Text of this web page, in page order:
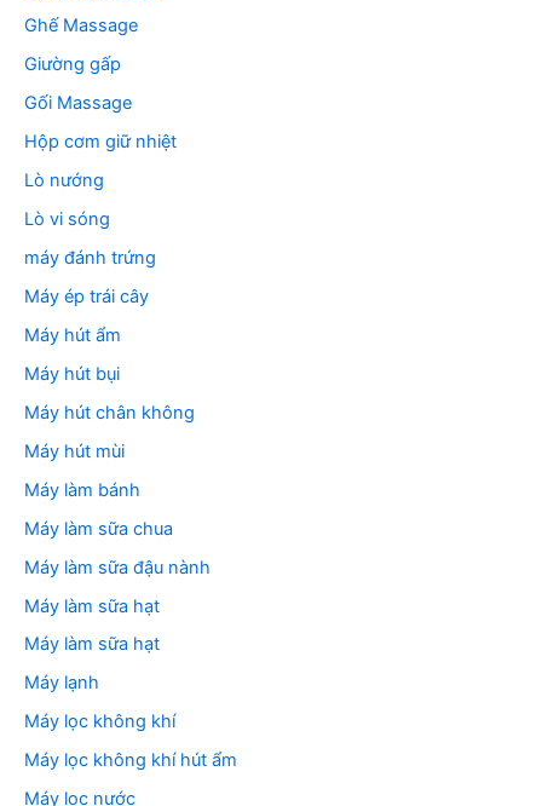
Ghế Massage
Giường gấp
Gối Massage
Hộp cơm giữ nhiệt
Lò nướng
Lò vi sóng
máy đánh trứng
Máy ép trái cây
Máy hút ẩm
Máy hút bụi
Máy hút chân không
Máy hút mùi
Máy làm bánh
Máy làm sữa chua
Máy làm sữa đậu nành
Máy làm sữa hạt
Máy làm sữa hạt
Máy lạnh
Máy lọc không khí
Máy lọc không khí hút ẩm
Máy lọc nước